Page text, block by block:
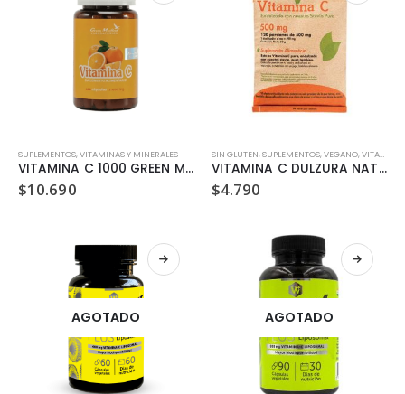
SUPLEMENTOS,VITAMINAS Y MINERALES
VITAMINA C 1000 GREEN MEDICAL
$10.690
SIN GLUTEN,SUPLEMENTOS,VEGANO,VITAMINAS Y MINERALES
VITAMINA C DULZURA NATURAL 60GR
$4.790
AGOTADO AGOTADO